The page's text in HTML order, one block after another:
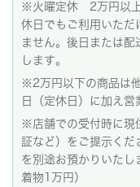
※火曜定休 2万円以
休日でもご利用いただ
ません。後日または配
します。
※2万円以下の商品は
日（定休日）に加え営
※店舗での受付時に現
証など）をご提示くだ
を別途お預かりいた
着物1万円）